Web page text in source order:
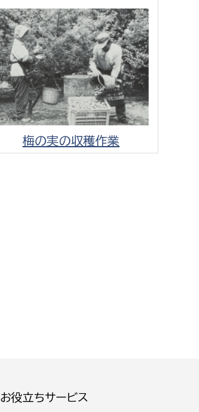
情報司令課
消防課
警防第1課
警防第2課
監査事務局
監査事務局
梅の実の収穫作業
お役立ちサービス